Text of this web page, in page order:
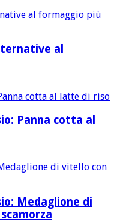
al
Panna cotta al
Medaglione di